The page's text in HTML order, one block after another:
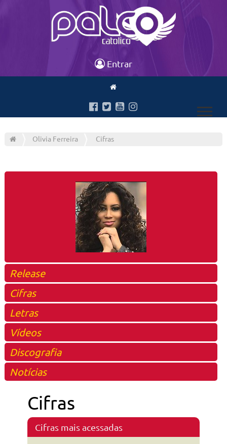
Entrar
Olivia Ferreira Cifras
Release
Cifras
Letras
Vídeos
Discografia
Notícias
Cifras
Cifras mais acessadas